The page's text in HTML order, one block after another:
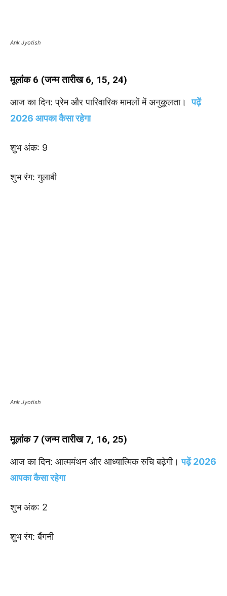
Ank Jyotish
मूलांक 6 (जन्म तारीख 6, 15, 24)
आज का दिन: प्रेम और पारिवारिक मामलों में अनुकूलता।पढ़ें
2026 आपका कैसा रहेगा
शुभ अंक: 9
शुभ रंग: गुलाबी
Ank Jyotish
मूलांक 7 (जन्म तारीख 7, 16, 25)
आज का दिन: आत्ममंथन और आध्यात्मिक रुचि बढ़ेगी।पढ़ें 2026
आपका कैसा रहेगा
शुभ अंक: 2
शुभ रंग: बैंगनी